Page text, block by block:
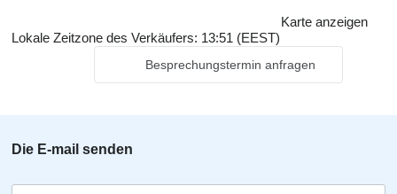
Karte anzeigen
Lokale Zeitzone des Verkäufers: 13:51 (EEST)
Besprechungstermin anfragen
Die E-mail senden